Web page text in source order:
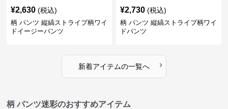
¥2,630 (税込)
柄 パンツ 縦縞ストライプ柄ワイ
ドイージーパンツ
¥2,730 (税込)
柄 パンツ 縦縞ストライプ柄ワイ
ドパンツ
新着アイテムの一覧へ ›
柄 パンツ迷彩のおすすめアイテム